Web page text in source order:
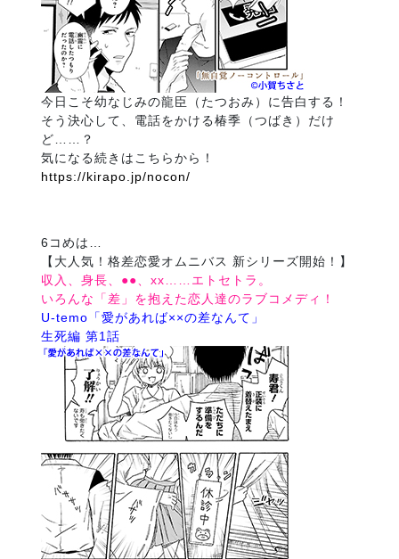
今日こそ幼なじみの龍臣（たつおみ）に告白する！
そう決心して、電話をかける椿季（つばき）だけ
ど……？
気になる続きはこちらから！
https://kirapo.jp/nocon/
6コめは…
【大人気！格差恋愛オムニバス 新シリーズ開始！】
収入、身長、●●、xx……エトセトラ。
いろんな「差」を抱えた恋人達のラブコメディ！
U-temo「愛があれば××の差なんて」
生死編 第1話